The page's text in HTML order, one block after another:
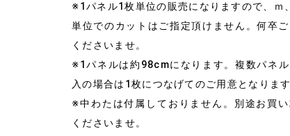
※1パネル1枚単位の販売になりますので、ｍ
単位でのカットはご指定頂けません。何卒ご
くださいませ。
※1パネルは約98cmになります。複数パネ
入の場合は1枚につなげてのご用意となります
※中わたは付属しておりません。別途お買い
くださいませ。